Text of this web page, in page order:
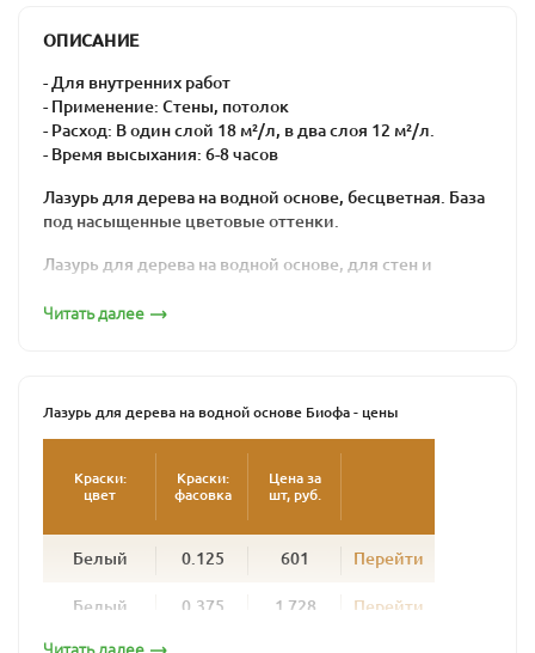
ОПИСАНИЕ
- Для внутренних работ
- Применение: Стены, потолок
- Расход: В один слой 18 м²/л, в два слоя 12 м²/л.
- Время высыхания: 6-8 часов
Лазурь для дерева на водной основе, бесцветная. База
под насыщенные цветовые оттенки.
Лазурь для дерева на водной основе, для стен и
Соответствует нормам EN 71 , часть 3 (безопасность
Наносить кистью или валиком на синтетической
основе, для водных красок или лазурей. Лазурь
наносится равномерно, вдоль волокон, тонким слоем.
Лазурь для дерева на водной основе тщательно
синтетической основе, для водных красок или
Читать далее
Лазурь для дерева на водной основе Биофа - цены
Краски:
цвет
Краски:
фасовка
Цена за
шт, руб.
Белый 0.125 601 Перейти
Белый 0.375 1 728 Перейти
Читать далее